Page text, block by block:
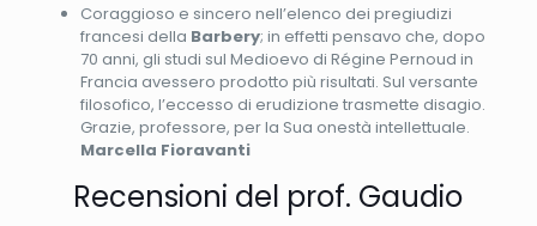
Coraggioso e sincero nell’elenco dei pregiudizi
francesi della Barbery; in effetti pensavo che, dopo
70 anni, gli studi sul Medioevo di Régine Pernoud in
Francia avessero prodotto più risultati. Sul versante
filosofico, l’eccesso di erudizione trasmette disagio.
Grazie, professore, per la Sua onestà intellettuale.
Marcella Fioravanti
Recensioni del prof. Gaudio